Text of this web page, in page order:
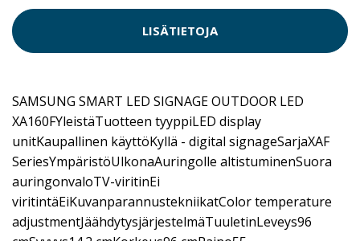
LISÄTIETOJA
SAMSUNG SMART LED SIGNAGE OUTDOOR LED
XA160FYleistäTuotteen tyyppiLED display
unitKaupallinen käyttöKyllä - digital signageSarjaXAF
SeriesYmpäristöUlkonaAuringolle altistuminenSuora
auringonvaloTV-viritinEi
viritintäEiKuvanparannustekniikatColor temperature
adjustmentJäähdytysjärjestelmäTuuletinLeveys96